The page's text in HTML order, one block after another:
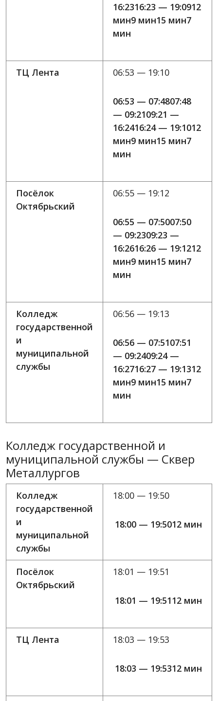
16:2316:23 — 19:0912
мин9 мин15 мин7
мин
ТЦ Лента 06:53 — 19:10
06:53 — 07:4807:48
— 09:2109:21 —
16:2416:24 — 19:1012
мин9 мин15 мин7
мин
Посёлок
Октябрьский
06:55 — 19:12
06:55 — 07:5007:50
— 09:2309:23 —
16:2616:26 — 19:1212
мин9 мин15 мин7
мин
Колледж
государственной
и
муниципальной
службы
06:56 — 19:13
06:56 — 07:5107:51
— 09:2409:24 —
16:2716:27 — 19:1312
мин9 мин15 мин7
мин
Колледж государственной и
муниципальной службы — Сквер
Металлургов
Колледж
государственной
и
муниципальной
службы
18:00 — 19:50
18:00 — 19:5012 мин
Посёлок
Октябрьский
18:01 — 19:51
18:01 — 19:5112 мин
ТЦ Лента 18:03 — 19:53
18:03 — 19:5312 мин